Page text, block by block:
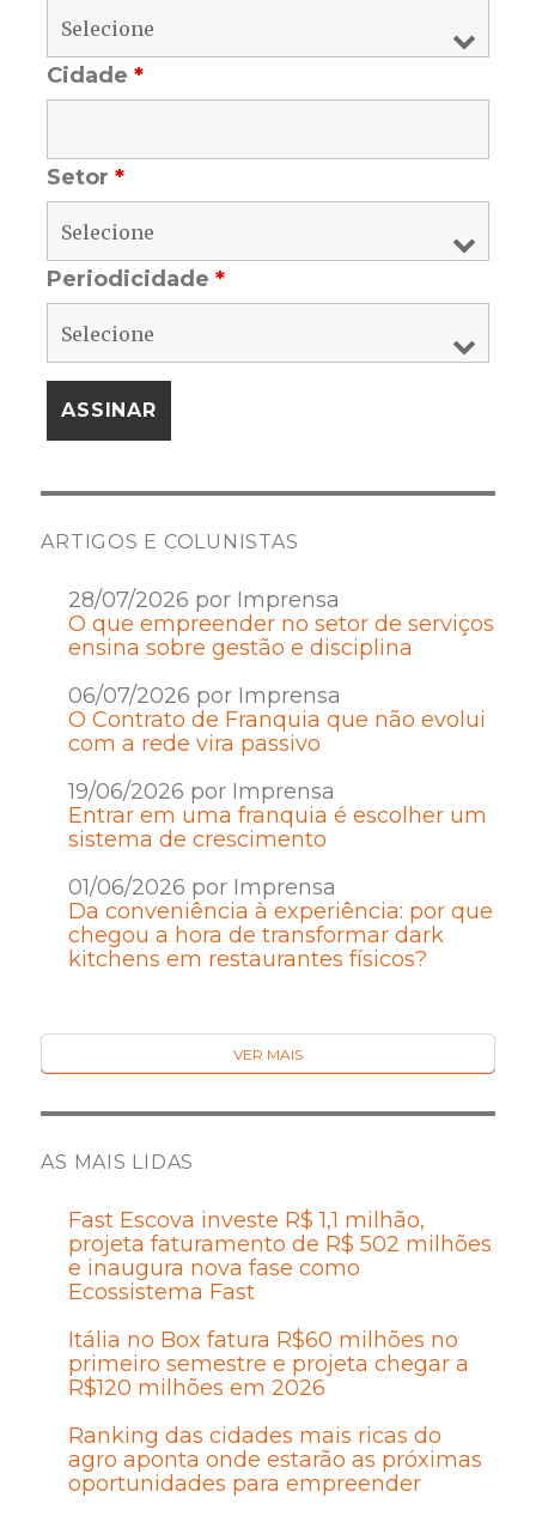
Cidade*
Setor*
Periodicidade*
ARTIGOS E COLUNISTAS
28/07/2026 por Imprensa
O que empreender no setor de serviços
ensina sobre gestão e disciplina
06/07/2026 por Imprensa
O Contrato de Franquia que não evolui
com a rede vira passivo
19/06/2026 por Imprensa
Entrar em uma franquia é escolher um
sistema de crescimento
01/06/2026 por Imprensa
Da conveniência à experiência: por que
chegou a hora de transformar dark
kitchens em restaurantes físicos?
VER MAIS
AS MAIS LIDAS
Fast Escova investe R$ 1,1 milhão,
projeta faturamento de R$ 502 milhões
e inaugura nova fase como
Ecossistema Fast
Itália no Box fatura R$60 milhões no
primeiro semestre e projeta chegar a
R$120 milhões em 2026
Ranking das cidades mais ricas do
agro aponta onde estarão as próximas
oportunidades para empreender